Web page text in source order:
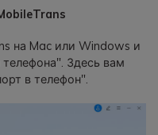
на Mac или Windows и
Здесь вам
в телефон".